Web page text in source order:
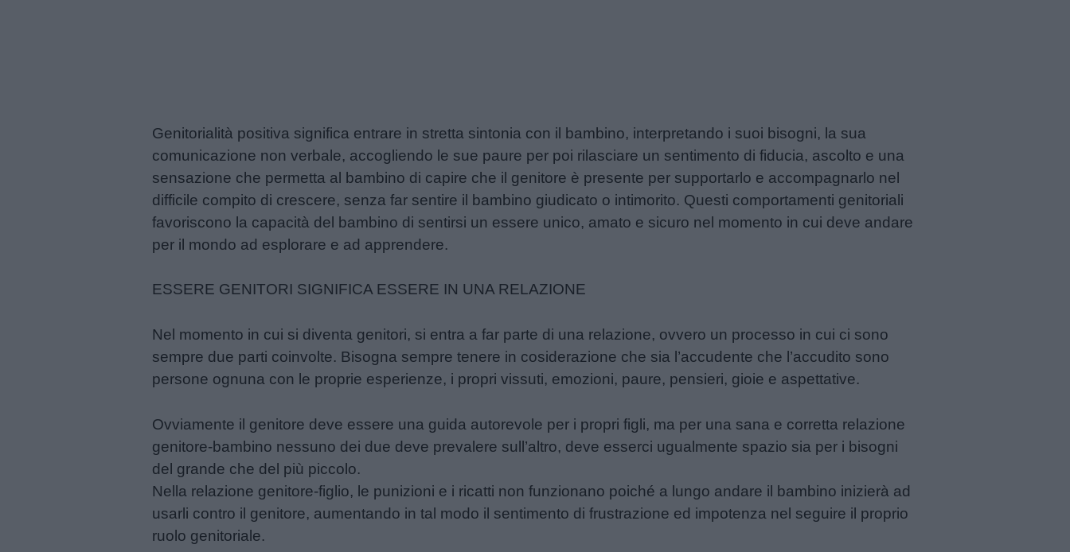
Genitorialità positiva significa entrare in stretta sintonia con il bambino, interpretando i suoi bisogni, la sua
comunicazione non verbale, accogliendo le sue paure per poi rilasciare un sentimento di fiducia, ascolto e una
sensazione che permetta al bambino di capire che il genitore è presente per supportarlo e accompagnarlo nel
difficile compito di crescere, senza far sentire il bambino giudicato o intimorito. Questi comportamenti genitoriali
favoriscono la capacità del bambino di sentirsi un essere unico, amato e sicuro nel momento in cui deve andare
per il mondo ad esplorare e ad apprendere.
ESSERE GENITORI SIGNIFICA ESSERE IN UNA RELAZIONE
Nel momento in cui si diventa genitori, si entra a far parte di una relazione, ovvero un processo in cui ci sono
sempre due parti coinvolte. Bisogna sempre tenere in cosiderazione che sia l’accudente che l’accudito sono
persone ognuna con le proprie esperienze, i propri vissuti, emozioni, paure, pensieri, gioie e aspettative.
Ovviamente il genitore deve essere una guida autorevole per i propri figli, ma per una sana e corretta relazione
genitore-bambino nessuno dei due deve prevalere sull’altro, deve esserci ugualmente spazio sia per i bisogni
del grande che del più piccolo.
Nella relazione genitore-figlio, le punizioni e i ricatti non funzionano poiché a lungo andare il bambino inizierà ad
usarli contro il genitore, aumentando in tal modo il sentimento di frustrazione ed impotenza nel seguire il proprio
ruolo genitoriale.